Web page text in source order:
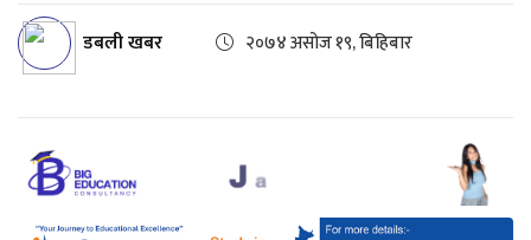
डबली खबर २०७४ असोज १९, बिहिबार